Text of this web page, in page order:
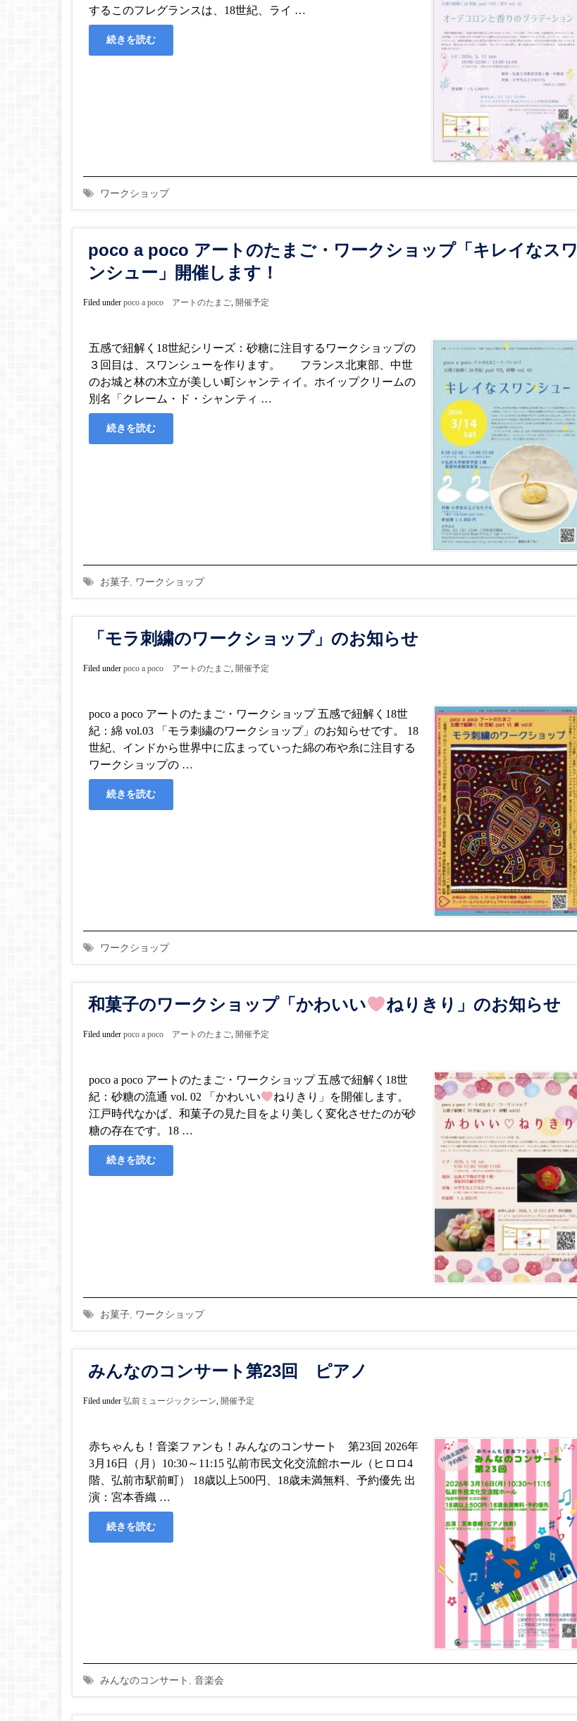
するこのフレグランスは、18世紀、ライ …
続きを読む
ワークショップ
poco a poco アートのたまご・ワークショップ「キレイなスワ
ンシュー」開催します！
Filed under poco a poco アートのたまご, 開催予定
五感で紐解く18世紀シリーズ：砂糖に注目するワークショップの
３回目は、スワンシューを作ります。 フランス北東部、中世
のお城と林の木立が美しい町シャンティイ。ホイップクリームの
別名「クレーム・ド・シャンティ …
続きを読む
お菓子, ワークショップ
「モラ刺繍のワークショップ」のお知らせ
Filed under poco a poco アートのたまご, 開催予定
poco a poco アートのたまご・ワークショップ 五感で紐解く18世
紀：綿 vol.03 「モラ刺繍のワークショップ」のお知らせです。 18
世紀、インドから世界中に広まっていった綿の布や糸に注目する
ワークショップの …
続きを読む
ワークショップ
和菓子のワークショップ「かわいい ねりきり」のお知らせ
Filed under poco a poco アートのたまご, 開催予定
poco a poco アートのたまご・ワークショップ 五感で紐解く18世
紀：砂糖の流通 vol. 02 「かわいい
ねりきり」を開催します。
江戸時代なかば、和菓子の見た目をより美しく変化させたのが砂
糖の存在です。18 …
続きを読む
お菓子 ワークショップ
みんなのコンサート第23回 ピアノ
Filed under 弘前ミュージックシーン 開催予定
赤ちゃんも！音楽ファンも！みんなのコンサート 第23回 2026年
3月16日（月）10:30～11:15 弘前市民文化交流館ホール（ヒロロ4
階、弘前市駅前町） 18歳以上500円、18歳未満無料、予約優先 出
演：宮本香織 …
続きを読む
みんなのコンサート 音楽会